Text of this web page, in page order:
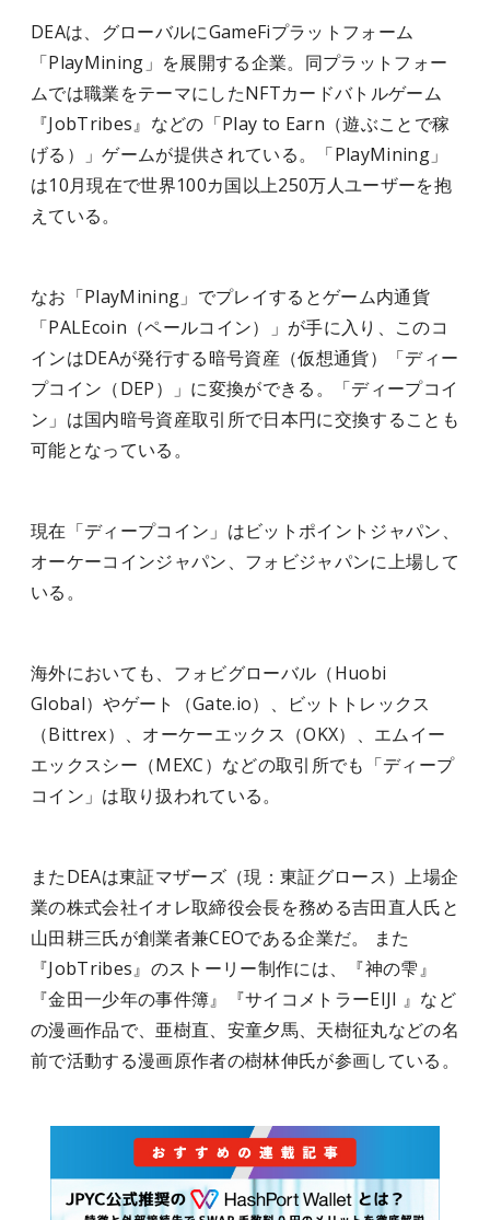
DEAは、グローバルにGameFiプラットフォーム
「PlayMining」を展開する企業。同プラットフォー
ムでは職業をテーマにしたNFTカードバトルゲーム
『JobTribes』などの「Play to Earn（遊ぶことで稼
げる）」ゲームが提供されている。「PlayMining」
は10月現在で世界100カ国以上250万人ユーザーを抱
えている。
なお「PlayMining」でプレイするとゲーム内通貨
「PALEcoin（ペールコイン）」が手に入り、このコ
インはDEAが発行する暗号資産（仮想通貨）「ディー
プコイン（DEP）」に変換ができる。「ディープコイ
ン」は国内暗号資産取引所で日本円に交換することも
可能となっている。
現在「ディープコイン」はビットポイントジャパン、
オーケーコインジャパン、フォビジャパンに上場して
いる。
海外においても、フォビグローバル（Huobi
Global）やゲート（Gate.io）、ビットトレックス
（Bittrex）、オーケーエックス（OKX）、エムイー
エックスシー（MEXC）などの取引所でも「ディープ
コイン」は取り扱われている。
またDEAは東証マザーズ（現：東証グロース）上場企
業の株式会社イオレ取締役会長を務める吉田直人氏と
山田耕三氏が創業者兼CEOである企業だ。 また
『JobTribes』のストーリー制作には、『神の雫』
『金田一少年の事件簿』『サイコメトラーEIJI 』など
の漫画作品で、亜樹直、安童夕馬、天樹征丸などの名
前で活動する漫画原作者の樹林伸氏が参画している。